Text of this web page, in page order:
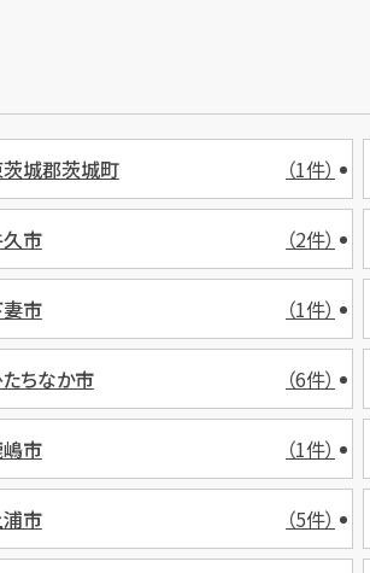
城郡茨城町 （1件）
市 （2件）
市 （1件）
ちなか市 （6件）
市 （1件）
市 （5件）